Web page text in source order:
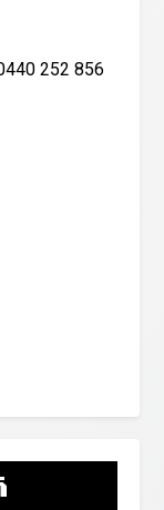
252 856